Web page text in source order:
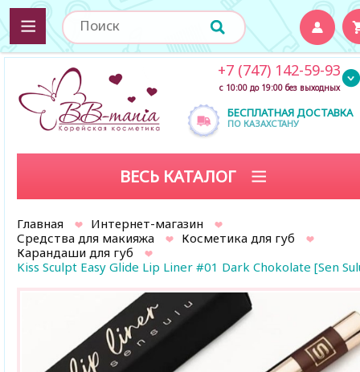
БЕСПЛАТНАЯ ДОСТАВКА
ПО КАЗАХСТАНУ
+7 (747) 142-59-93
с 10:00 до 19:00 без выходных
ВЕСЬ КАТАЛОГ
Главная
Интернет-магазин
Средства для макияжа
Косметика для губ
Карандаши для губ
Kiss Sculpt Easy Glide Lip Liner #01 Dark Chokolate [Sen